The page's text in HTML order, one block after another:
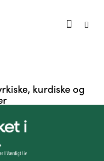
kurdiske og